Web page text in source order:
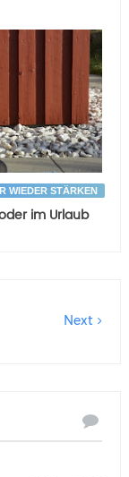
WIEDER STÄRKEN
im Urlaub
Next